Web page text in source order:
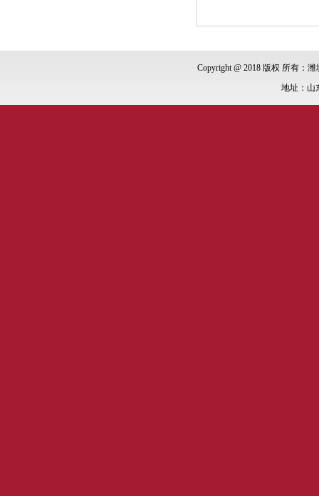
Copyright @ 2018 版权 所有：
地址：山